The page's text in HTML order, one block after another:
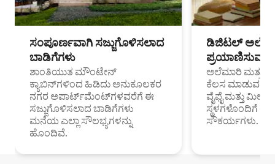
ಸಂಪೂರ್ಣವಾಗಿ ಸಜ್ಜುಗೊಳಿಸಲಾದ
ಬಾಡಿಗೆಗಳು
ಶಾಂತಿಯುತ ಮೌಂಟೇನ್
ಕ್ಯಾಬಿನ್‌ಗಳಿಂದ ಹಿಡಿದು ಅನುಕೂಲಕರ
ನಗರ ಅಪಾರ್ಟ್‌ಮೆಂಟ್‌ಗಳವರೆಗೆ ಈ
ಸಜ್ಜುಗೊಳಿಸಲಾದ ಬಾಡಿಗೆಗಳು
ಮನೆಯ ಎಲ್ಲಾ ಸೌಲಭ್ಯಗಳನ್ನು
ಹೊಂದಿವೆ.
ಡಿಜಿಟಲ್
ಪ್ರಯಾಣಿಸುವ
ಅಲೆಮಾರಿ ಮತ್ತು
ಕೆಲಸ ಮಾಡುವ
ವೈಫೈ ಮತ್ತು
ಸ್ಥಳಗಳೊಂದಿಗೆ
ಸೌಕರ್ಯಗಳು.